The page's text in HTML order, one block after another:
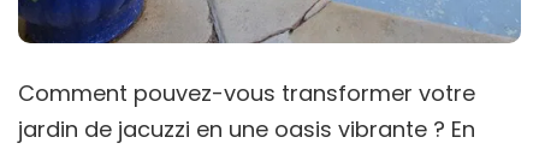
Comment pouvez-vous transformer votre
jardin de jacuzzi en une oasis vibrante ? En